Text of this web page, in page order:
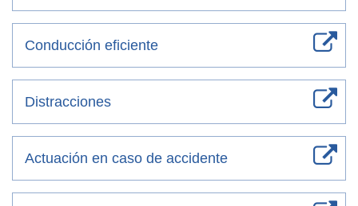
Conducción eficiente
Distracciones
Actuación en caso de accidente